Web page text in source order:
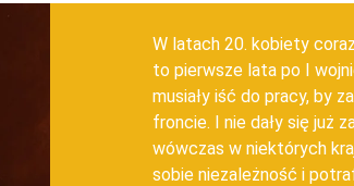
W latach 20. kobiety
to pierwsze lata po I
musiały iść do pracy, by
froncie. I nie dały się już
wówczas w niektórych
sobie niezależność i